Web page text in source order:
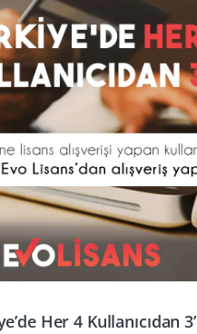
Her 4 Kullanıcıdan